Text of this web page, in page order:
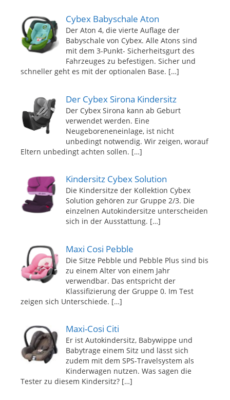
Cybex Babyschale Aton
Der Aton 4, die vierte Auflage der
Babyschale von Cybex. Alle Atons sind
mit dem 3-Punkt- Sicherheitsgurt des
Fahrzeuges zu befestigen. Sicher und
schneller geht es mit der optionalen Base. […]
Der Cybex Sirona Kindersitz
Der Cybex Sirona kann ab Geburt
verwendet werden. Eine
Neugeboreneneinlage, ist nicht
unbedingt notwendig. Wir zeigen, worauf
Eltern unbedingt achten sollen. […]
Kindersitz Cybex Solution
Die Kindersitze der Kollektion Cybex
Solution gehören zur Gruppe 2/3. Die
einzelnen Autokindersitze unterscheiden
sich in der Ausstattung. […]
Maxi Cosi Pebble
Die Sitze Pebble und Pebble Plus sind bis
zu einem Alter von einem Jahr
verwendbar. Das entspricht der
Klassifizierung der Gruppe 0. Im Test
zeigen sich Unterschiede. […]
Maxi-Cosi Citi
Er ist Autokindersitz, Babywippe und
Babytrage einem Sitz und lässt sich
zudem mit dem SPS-Travelsystem als
Kinderwagen nutzen. Was sagen die
Tester zu diesem Kindersitz? […]